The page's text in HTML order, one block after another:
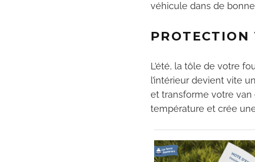
véhicule dans de
PROTECTION
L’été, la tôle de votre
l’intérieur devient vite
et transforme votre
température et crée